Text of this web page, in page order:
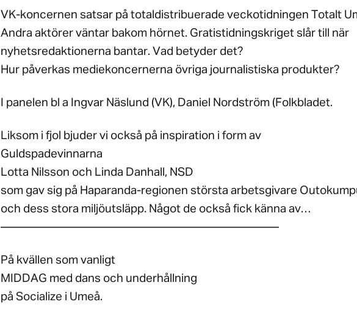
VK-koncernen satsar på totaldistribuerade veckotidningen Totalt
Andra aktörer väntar bakom hörnet. Gratistidningskriget slår till när
nyhetsredaktionerna bantar. Vad betyder det?
Hur påverkas mediekoncernerna övriga journalistiska produkter?
I panelen bl a Ingvar Näslund (VK), Daniel Nordström (Folkbladet.
Liksom i fjol bjuder vi också på inspiration i form av
Guldspadevinnarna
Lotta Nilsson och Linda Danhall, NSD
som gav sig på Haparanda-regionen största arbetsgivare
och dess stora miljöutsläpp. Något de också fick känna av…
————————————————————————
På kvällen som vanligt
MIDDAG med dans och underhållning
på Socialize i Umeå.